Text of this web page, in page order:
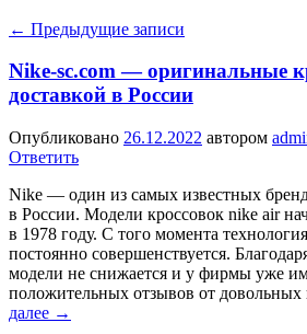
← Предыдущие записи
Nike-sc.com — оригинальные
доставкой в России
Опубликовано 26.12.2022 автором
Ответить
Nike — один из самых известных
в России. Модели кроссовок nike air
в 1978 году. С того момента
постоянно совершенствуется.
модели не снижается и у фирмы уже
положительных отзывов от довольных
далее →